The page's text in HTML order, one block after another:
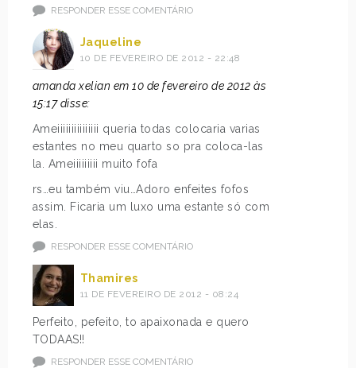
RESPONDER ESSE COMENTÁRIO
Jaqueline
10 DE FEVEREIRO DE 2012 - 22:48
amanda xelian em 10 de fevereiro de 2012 às
15:17 disse:
Ameiiiiiiiiiiiiiii queria todas colocaria varias
estantes no meu quarto so pra coloca-las
la. Ameiiiiiiiii muito fofa
rs…eu também viu…Adoro enfeites fofos
assim. Ficaria um luxo uma estante só com
elas.
RESPONDER ESSE COMENTÁRIO
Thamires
11 DE FEVEREIRO DE 2012 - 08:24
Perfeito, pefeito, to apaixonada e quero
TODAAS!!
RESPONDER ESSE COMENTÁRIO